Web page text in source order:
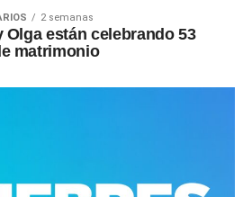
2 semanas
Olga están celebrando 53
matrimonio